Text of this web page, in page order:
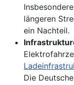
längeren
ein Nachteil.
Die